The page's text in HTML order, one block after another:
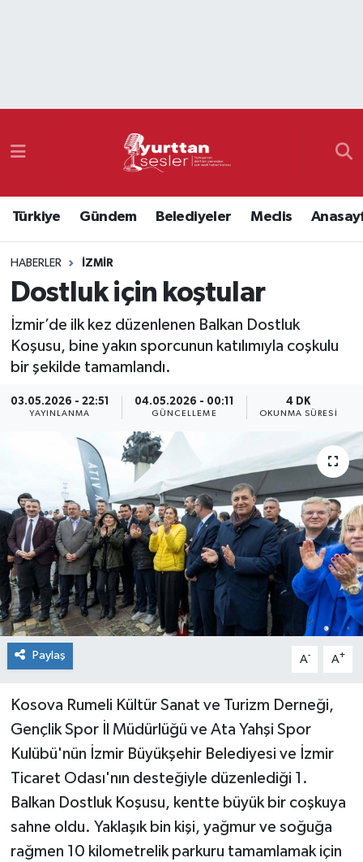
Türkiye Gündem Belediyeler Meclis
HABERLER İZMIR
Dostluk için koştular
İzmir’de ilk kez düzenlenen Balkan Dostluk
Koşusu, bine yakın sporcunun katılımıyla coşkulu
bir şekilde tamamlandı.
03.05.2026 - 22:51
YAYINLANMA
04.05.2026 - 00:11
GÜNCELLEME
4 DK
OKUNMA SÜRESI
Paylaş A- A+
Kosova Rumeli Kültür Sanat ve Turizm Derneği,
Gençlik Spor İl Müdürlüğü ve Ata Yahşi Spor
Kulübü'nün İzmir Büyükşehir Belediyesi ve İzmir
Ticaret Odası'nın desteğiyle düzenlediği 1.
Balkan Dostluk Koşusu, kentte büyük bir coşkuya
sahne oldu. Yaklaşık bin kişi, yağmur ve soğuğa
rağmen 10 kilometrelik parkuru tamamlamak için
Namaz Vakitleri
Süper Lig Puan Durumu ve Fikstür
Tüm Manşetler
Son Dakika Haberleri
Haber Arşivi